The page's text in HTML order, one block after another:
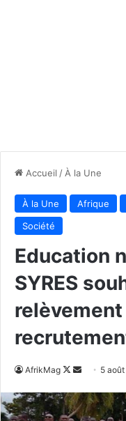
Accueil / À la Une
À la Une Afrique
Société
Education
SYRES
AfrikMag
Follow
X
Envoyer
courriel
5 août